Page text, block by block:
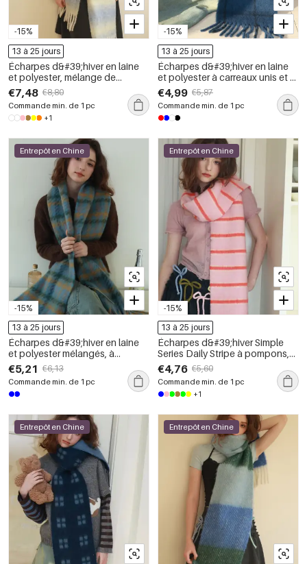
-15%
13 à 25 jours
Écharpes d&#39;hiver en laine
et polyester, mélange de
couleurs dégradées, à
pompons, de la série Simple
€7,48 €8,80
Commande min. de 1 pc
+1
-15%
13 à 25 jours
Écharpes d&#39;hiver en laine
et polyester à carreaux unis et à
franges, collection Simple Series
€4,99 €5,87
Commande min. de 1 pc
-15%
Entrepôt en Chine
13 à 25 jours
Écharpes d&#39;hiver en laine
et polyester mélangés, à
carreaux rétro et pompons, de la
série Simple
€5,21 €6,13
Commande min. de 1 pc
-15%
Entrepôt en Chine
13 à 25 jours
Écharpes d&#39;hiver Simple
Series Daily Stripe à pompons,
coloris mélangés, en laine et
polyester
€4,76 €5,60
Commande min. de 1 pc
+1
Entrepôt en Chine Entrepôt en Chine